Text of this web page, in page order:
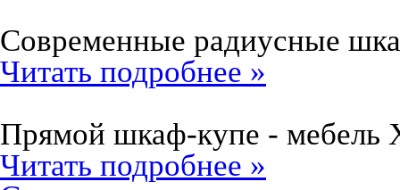
Современные радиусные
Читать подробнее »
Прямой шкаф-купе - мебель
Читать подробнее »